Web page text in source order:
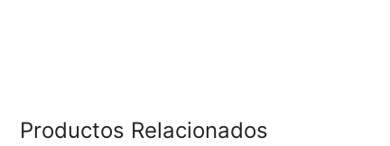
Productos Relacionados